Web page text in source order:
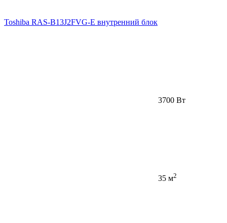
Toshiba RAS-B13J2FVG-E внутренний блок
3700 Вт
35 м2